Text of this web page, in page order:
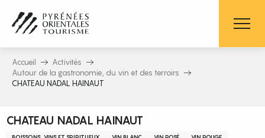
contenu
principal
Accueil
Activités
Autour de la gastronomie, du vin et des terroirs
CHATEAU NADAL HAINAUT
CHATEAU NADAL HAINAUT